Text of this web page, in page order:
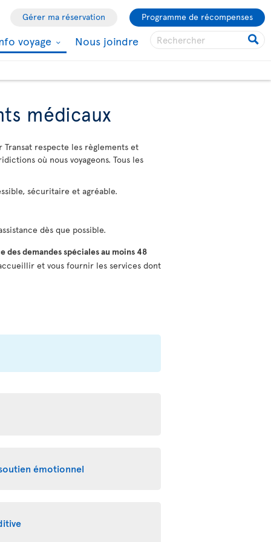
Gérer ma réservation Programme de récompenses
voyage Nous joindre
médicaux
Transat respecte les règlements et
où nous voyageons. Tous les
sécuritaire et agréable.
dès que possible.
demandes spéciales au moins 48
et vous fournir les services dont
émotionnel